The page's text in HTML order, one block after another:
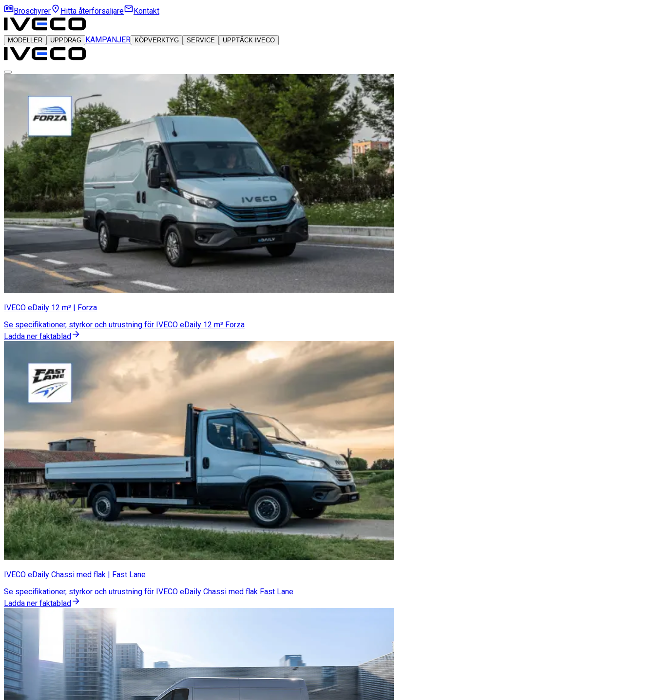
Broschyrer Hitta återförsäljare Kontakt
MODELLER UPPDRAG KAMPANJER KÖPVERKTYG SERVICE UPPTÄCK IVECO
IVECO eDaily 12 m³ | Forza
Se specifikationer, styrkor och utrustning för IVECO eDaily 12 m³ Forza
Ladda ner faktablad
IVECO eDaily Chassi med flak | Fast Lane
Se specifikationer, styrkor och utrustning för IVECO eDaily Chassi med flak Fast Lane
Ladda ner faktablad